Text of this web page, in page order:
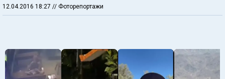
12.04.2016 18:27 // Фоторепортажи